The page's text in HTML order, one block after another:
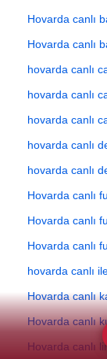
Hovarda canlı
Hovarda canlı
hovarda canlı
hovarda canlı
hovarda canlı
hovarda canlı
hovarda canlı
Hovarda canlı
Hovarda canlı
Hovarda canlı
hovarda canlı
Hovarda canlı
Hovarda canlı
Hovarda canlı